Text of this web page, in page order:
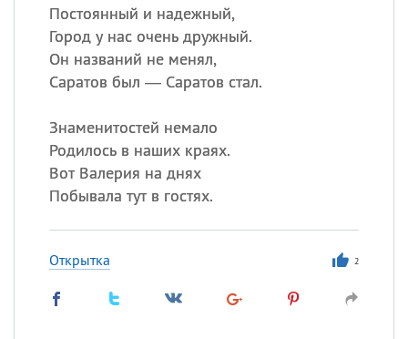
Постоянный и надежный,
Город у нас очень дружный.
Он названий не менял,
Саратов был — Саратов стал.
Знаменитостей немало
Родилось в наших краях.
Вот Валерия на днях
Побывала тут в гостях.
Открытка 2